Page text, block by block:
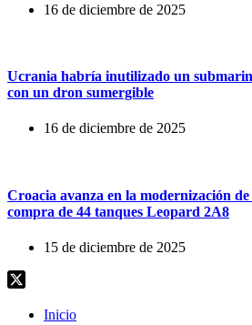
16 de diciembre de 2025
Ucrania habría inutilizado un
con un dron sumergible
16 de diciembre de 2025
Croacia avanza en la modernización
compra de 44 tanques Leopard 2A8
15 de diciembre de 2025
Inicio